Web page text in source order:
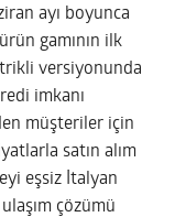
ayı boyunca
gamının ilk
versiyonunda
imkanı
müşteriler için
satın alım
eşsiz İtalyan
çözümü